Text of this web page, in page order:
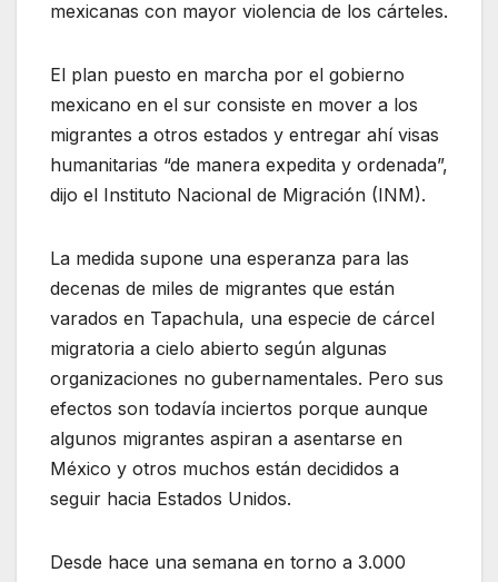
mexicanas con mayor violencia de los cárteles.
El plan puesto en marcha por el gobierno
mexicano en el sur consiste en mover a los
migrantes a otros estados y entregar ahí visas
humanitarias “de manera expedita y ordenada”,
dijo el Instituto Nacional de Migración (INM).
La medida supone una esperanza para las
decenas de miles de migrantes que están
varados en Tapachula, una especie de cárcel
migratoria a cielo abierto según algunas
organizaciones no gubernamentales. Pero sus
efectos son todavía inciertos porque aunque
algunos migrantes aspiran a asentarse en
México y otros muchos están decididos a
seguir hacia Estados Unidos.
Desde hace una semana en torno a 3.000